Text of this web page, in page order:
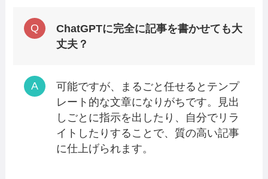
ChatGPTに完全に記事を書かせても大
丈夫？
可能ですが、まるごと任せるとテンプ
レート的な文章になりがちです。見出
しごとに指示を出したり、自分でリラ
イトしたりすることで、質の高い記事
に仕上げられます。